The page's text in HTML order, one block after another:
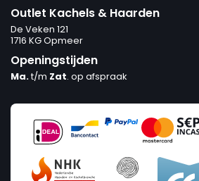
Outlet Kachels & Haarden
De Veken 121
1716 KG Opmeer
Openingstijden
Ma.t/m Zat. op afspraak